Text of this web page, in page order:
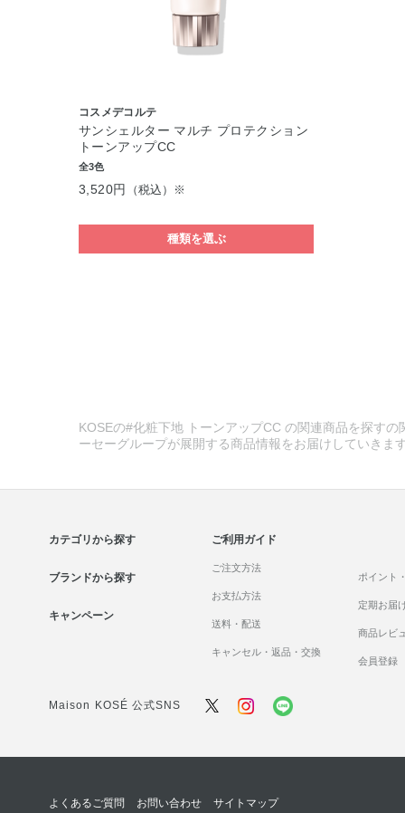
コスメデコルテ
サンシェルター マルチ プロテクション
トーンアップCC
全3色
3,520円 （税込）※
種類を選ぶ
KOSEの#化粧下地 トーンアップCC の関連商品を探す
ーセーグループが展開する商品情報をお届けしていきま
カテゴリから探す
ブランドから探す
キャンペーン
ご利用ガイド
ご注文方法
お支払方法
送料・配送
キャンセル・返品・交換
ポイント
定期お届
商品レビ
会員登録
Maison KOSÉ 公式SNS
よくあるご質問 お問い合わせ サイトマップ